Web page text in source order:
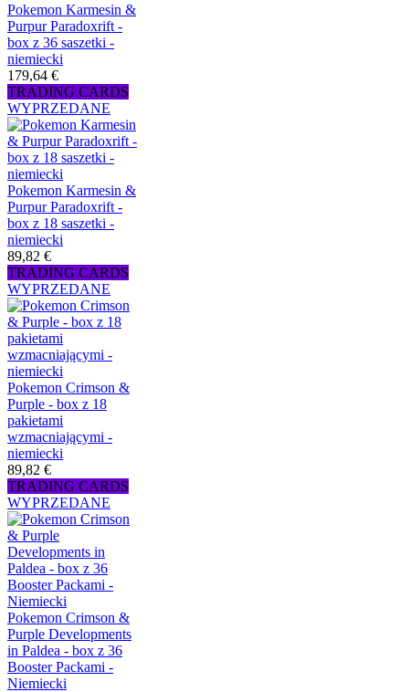
Pokemon Karmesin &
Purpur Paradoxrift -
box z 36 saszetki -
niemiecki
179,64 €
TRADING CARDS
WYPRZEDANE
Pokemon Karmesin &
Purpur Paradoxrift -
box z 18 saszetki -
niemiecki
89,82 €
TRADING CARDS
WYPRZEDANE
Pokemon Crimson &
Purple - box z 18
pakietami
wzmacniającymi -
niemiecki
89,82 €
TRADING CARDS
WYPRZEDANE
Pokemon Crimson &
Purple Developments
in Paldea - box z 36
Booster Packami -
Niemiecki